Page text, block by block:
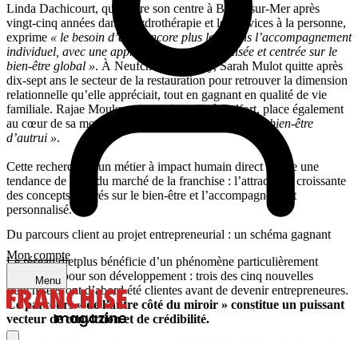
Mon compte
Menu
Linda Dachicourt, qui ouvre son centre à Berck-sur-Mer après
vingt-cinq années dans l’hydrothérapie et les services à la personne,
exprime « le besoin d’aller encore plus loin dans l’accompagnement
individuel, avec une approche plus personnalisée et centrée sur le
bien-être global ». À Neufchâtel-en-Bray, Sarah Mulot quitte après
dix-sept ans le secteur de la restauration pour retrouver la dimension
relationnelle qu’elle appréciait, tout en gagnant en qualité de vie
familiale. Rajae Moukrane, qui s’installe à Belfort, place également
au cœur de sa motivation
« l’accompagnement et le bien-être
d’autrui ».
Cette recherche d’un métier à impact humain direct reflète une
tendance de fond du marché de la franchise : l’attractivité croissante
des concepts centrés sur le bien-être et l’accompagnement
personnalisé.
Du parcours client au projet entrepreneurial : un schéma gagnant
Le réseau dietplus bénéficie d’un phénomène particulièrement
intéressant pour son développement : trois des cinq nouvelles
franchisées ont d’abord été clientes avant de devenir entrepreneures.
Ce parcours « de l’autre côté du miroir » constitue un puissant
vecteur de conviction et de crédibilité.